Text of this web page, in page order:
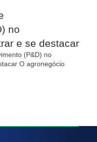
no
e se destacar
(P&D) no
O agronegócio